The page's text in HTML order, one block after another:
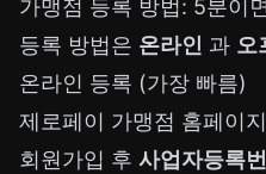
가맹점 등록 방법: 5분이
등록 방법은 온라인 과 오
온라인 등록 (가장 빠름)
제로페이 가맹점 홈페이지
회원가입 후 사업자등록